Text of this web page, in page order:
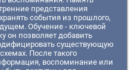
представления
события из прошлого,
Обучение - ключевой
он позволяет добавить
существующую
После такого
воспоминание или